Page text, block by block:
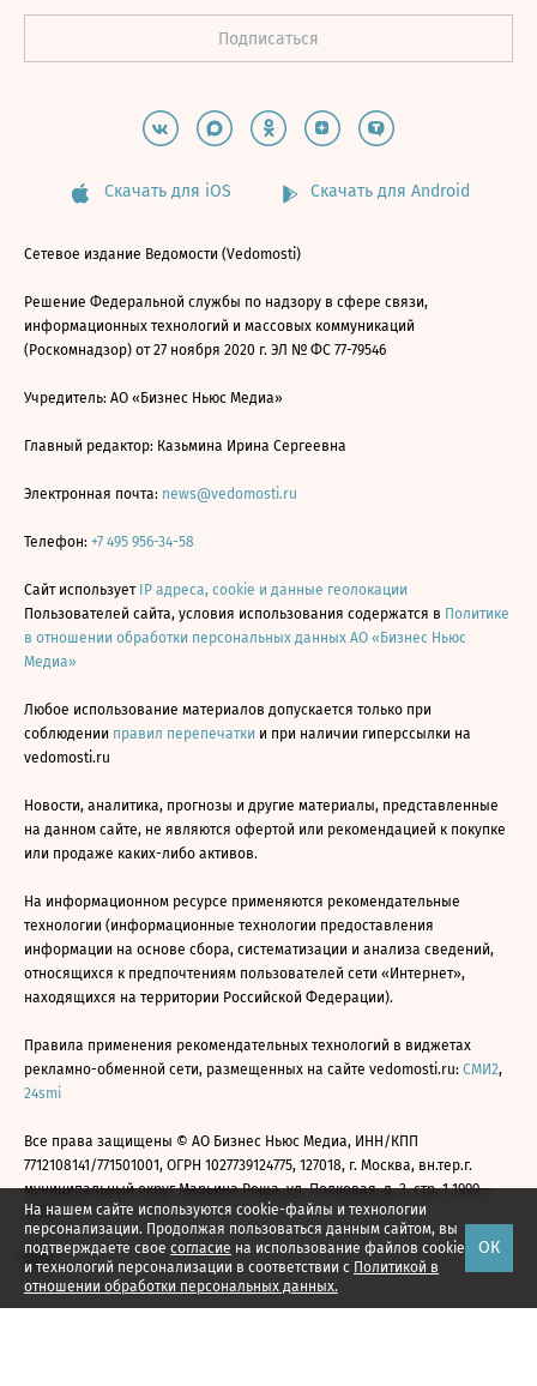
На нашем сайте используются cookie-файлы и технологии
персонализации. Продолжая пользоваться данным сайтом, вы
подтверждаете свое согласие на использование файлов cookie
и технологий персонализации в соответствии с Политикой в
отношении обработки персональных данных.
ОК
Скачать для iOS Скачать для Android
Сетевое издание Ведомости (Vedomosti)
Решение Федеральной службы по надзору в сфере связи,
информационных технологий и массовых коммуникаций
(Роскомнадзор) от 27 ноября 2020 г. ЭЛ № ФС 77-79546
Учредитель: АО «Бизнес Ньюс Медиа»
Главный редактор: Казьмина Ирина Сергеевна
Электронная почта: news@vedomosti.ru
Телефон: +7 495 956-34-58
Сайт использует IP адреса, cookie и данные геолокации
Пользователей сайта, условия использования содержатся в Политике
в отношении обработки персональных данных АО «Бизнес Ньюс
Медиа»
Любое использование материалов допускается только при
соблюдении правил перепечатки и при наличии гиперссылки на
vedomosti.ru
Новости, аналитика, прогнозы и другие материалы, представленные
на данном сайте, не являются офертой или рекомендацией к покупке
или продаже каких-либо активов.
На информационном ресурсе применяются рекомендательные
технологии (информационные технологии предоставления
информации на основе сбора, систематизации и анализа сведений,
относящихся к предпочтениям пользователей сети «Интернет»,
находящихся на территории Российской Федерации).
Правила применения рекомендательных технологий в виджетах
рекламно-обменной сети, размещенных на сайте vedomosti.ru: СМИ2,
24smi
Все права защищены © АО Бизнес Ньюс Медиа, ИНН/КПП
7712108141/771501001, ОГРН 1027739124775, 127018, г. Москва, вн.тер.г.
муниципальный округ Марьина Роща, ул. Полковая, д. 3, стр. 1 1999—
2026